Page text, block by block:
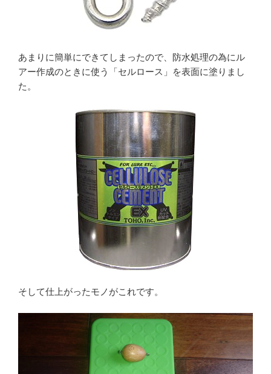
あまりに簡単にできてしまったので、防水処理の為にル
アー作成のときに使う「セルロース」を表面に塗りまし
た。
そして仕上がったモノがこれです。